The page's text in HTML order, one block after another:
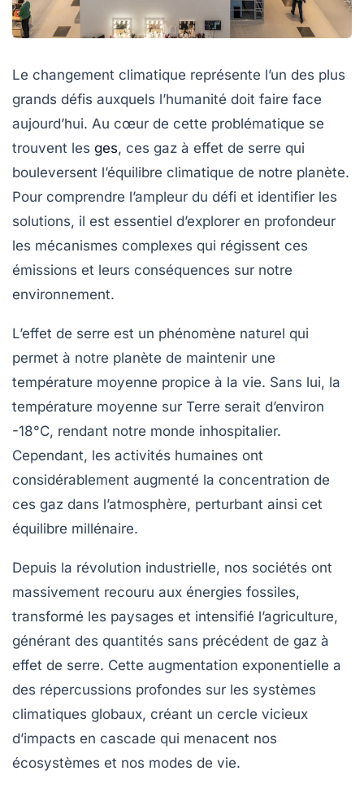
Le changement climatique représente l’un des plus
grands défis auxquels l’humanité doit faire face
aujourd’hui. Au cœur de cette problématique se
trouvent les ges, ces gaz à effet de serre qui
bouleversent l’équilibre climatique de notre planète.
Pour comprendre l’ampleur du défi et identifier les
solutions, il est essentiel d’explorer en profondeur
les mécanismes complexes qui régissent ces
émissions et leurs conséquences sur notre
environnement.
L’effet de serre est un phénomène naturel qui
permet à notre planète de maintenir une
température moyenne propice à la vie. Sans lui, la
température moyenne sur Terre serait d’environ
-18°C, rendant notre monde inhospitalier.
Cependant, les activités humaines ont
considérablement augmenté la concentration de
ces gaz dans l’atmosphère, perturbant ainsi cet
équilibre millénaire.
Depuis la révolution industrielle, nos sociétés ont
massivement recouru aux énergies fossiles,
transformé les paysages et intensifié l’agriculture,
générant des quantités sans précédent de gaz à
effet de serre. Cette augmentation exponentielle a
des répercussions profondes sur les systèmes
climatiques globaux, créant un cercle vicieux
d’impacts en cascade qui menacent nos
écosystèmes et nos modes de vie.